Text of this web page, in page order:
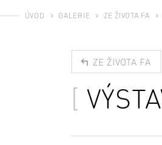
ÚVOD GALERIE ZE ŽIVOTA FA
ZE ŽIVOTA FA